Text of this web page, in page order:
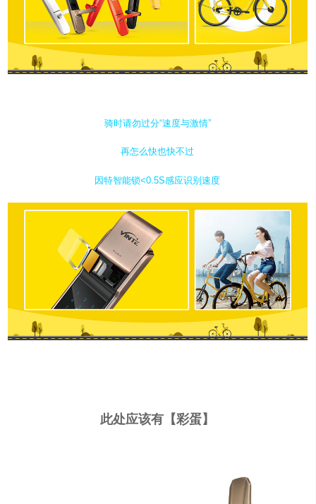
骑时请勿过分“速度与激情”
再怎么快也快不过
因特智能锁<0.5S感应识别速度
此处应该有【彩蛋】